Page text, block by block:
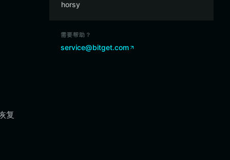
复
horsy
需要帮助？
service@bitget.com